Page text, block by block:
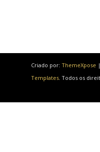
Criado por: ThemeXpose
Templates. Todos os